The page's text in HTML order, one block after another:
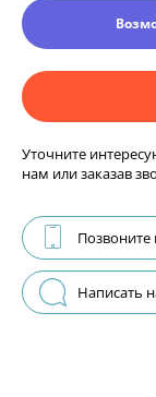
Уточните
нам или заказав
Позвоните
Написать